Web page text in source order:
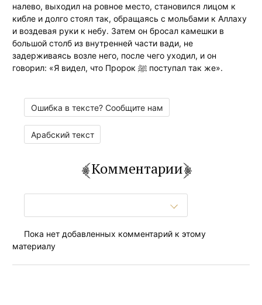
налево, выходил на ровное место, становился лицом к
кибле и долго стоял так, обращаясь с мольбами к Аллаху
и воздевая руки к небу. Затем он бросал камешки в
большой столб из внутренней части вади, не
задерживаясь возле него, после чего уходил, и он
говорил: «Я видел, что Пророк ﷺ поступал так же».
Ошибка в тексте? Сообщите нам
Арабский текст
Комментарии
Пока нет добавленных комментарий к этому
материалу